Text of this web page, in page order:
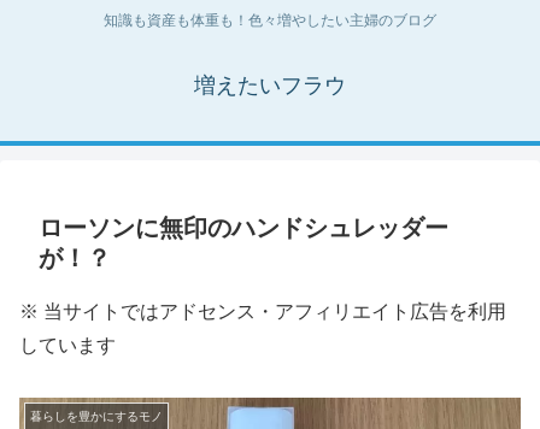
知識も資産も体重も！色々増やしたい主婦のブログ
増えたいフラウ
ローソンに無印のハンドシュレッダー
が！？
※ 当サイトではアドセンス・アフィリエイト広告を利用
しています
暮らしを豊かにするモノ